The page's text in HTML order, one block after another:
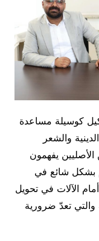
كوسيلة مساعدة
والشعر
الأصليين يفهمون
بشكل شائع في
الآلات في تحويل
تعدّ ضرورية